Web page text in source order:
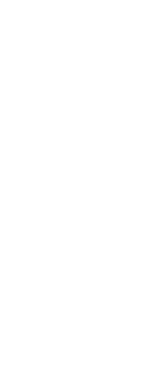
行业转型 服务为本——中益五福拍
关于开展2026年“诚信兴商”倡议
党建引领聚合力 调研赋能促提升
发挥党建引领作用 聚合跨行业发
深化数智交流 共促产教融合——姚
川流京华 共槌共赢——川京拍卖业
“协会+媒体+法律联动”助力企业
数智+拍卖 提升拍卖服务能力——
关于开展2026年度行业信用承诺
“协会+媒体+法律联动 助力企业
北京拍卖协会会长姚光锋在2026
北京拍卖协会参加“2026年全国